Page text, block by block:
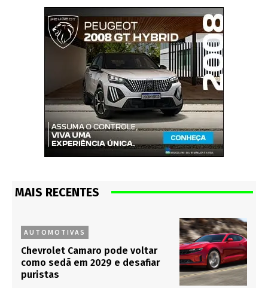
MAIS RECENTES
AUTOMOTIVAS
Chevrolet Camaro pode voltar
como sedã em 2029 e desafiar
puristas